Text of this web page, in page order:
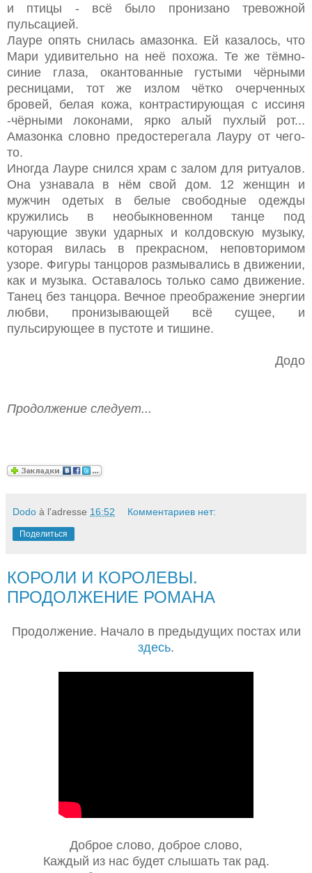
и птицы - всё было пронизано тревожной
пульсацией.
Лауре опять снилась амазонка. Ей казалось, что
Мари удивительно на неё похожа. Те же тёмно-
синие глаза, окантованные густыми чёрными
ресницами, тот же излом чётко очерченных
бровей, белая кожа, контрастирующая с иссиня
-чёрными локонами, ярко алый пухлый рот...
Амазонка словно предостерегала Лауру от чего-
то.
Иногда Лауре снился храм с залом для ритуалов.
Она узнавала в нём свой дом. 12 женщин и
мужчин одетых в белые свободные одежды
кружились в необыкновенном танце под
чарующие звуки ударных и колдовскую музыку,
которая вилась в прекрасном, неповторимом
узоре. Фигуры танцоров размывались в движении,
как и музыка. Оставалось только само движение.
Танец без танцора. Вечное преображение энергии
любви, пронизывающей всё сущее, и
пульсирующее в пустоте и тишине.
Додо
Продолжение следует...
Dodo à l'adresse 16:52 Комментариев нет:
Поделиться
КОРОЛИ И КОРОЛЕВЫ.
ПРОДОЛЖЕНИЕ РОМАНА
Продолжение. Начало в предыдущих постах или
здесь.
Доброе слово, доброе слово,
Каждый из нас будет слышать так рад.